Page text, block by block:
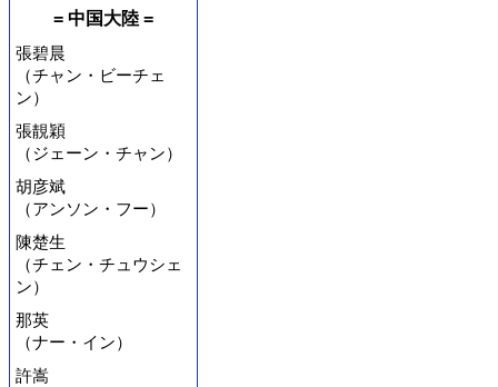
= 中国大陸 =
張碧晨
（チャン・ビーチェ
ン）
張靚穎
（ジェーン・チャン）
胡彦斌
（アンソン・フー）
陳楚生
（チェン・チュウシェ
ン）
那英
（ナー・イン）
許嵩